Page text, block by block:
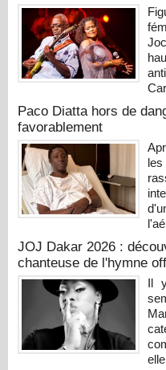
Paco Diatta hors de
favorablement
JOJ Dakar 2026 :
chanteuse de l'hymne
Il